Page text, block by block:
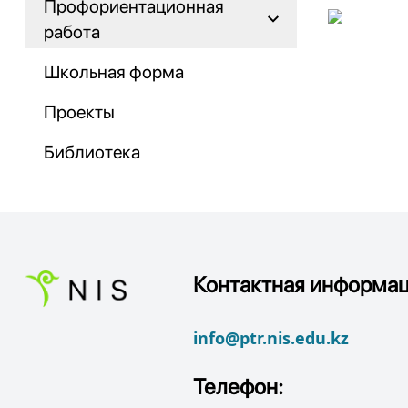
Профориентационная
работа
Школьная форма
Проекты
Библиотека
Контактная
info@ptr.nis.edu.kz
Телефон: